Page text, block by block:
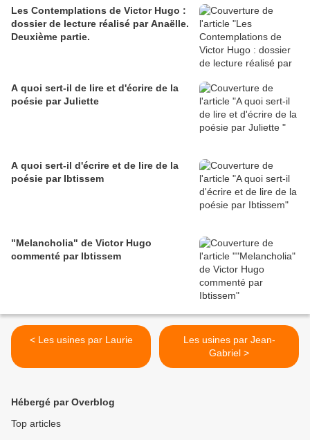
Les Contemplations de Victor Hugo :
dossier de lecture réalisé par Anaëlle.
Deuxième partie.
A quoi sert-il de lire et d'écrire de la
poésie par Juliette
A quoi sert-il d'écrire et de lire de la
poésie par Ibtissem
"Melancholia" de Victor Hugo
commenté par Ibtissem
< Les usines par Laurie
Les usines par Jean-
Gabriel >
Hébergé par Overblog
Top articles